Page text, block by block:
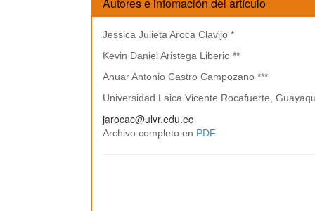
Jessica Julieta Aroca Clavijo *
Kevin Daniel Aristega Liberio **
Anuar Antonio Castro Campozano ***
Universidad Laica Vicente Rocafuerte,
jarocac@ulvr.edu.ec
Archivo completo en PDF